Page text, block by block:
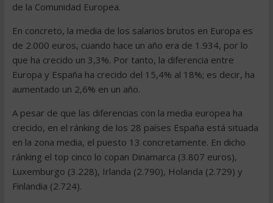
de la Comunidad Europea.
En concreto, la media de los salarios brutos en Europa es
de 2.000 euros, cuando hace un año era de 1.934, por lo
que ha crecido un 3,3%. Por tanto, la diferencia entre
Europa y España ha crecido del 15,4% al 18%; es decir, ha
aumentado un 2,6% en un año.
A pesar de que las diferencias con la media europea ha
crecido, en el ránking de los 28 países España está situada
en la zona media, el puesto 13 concretamente. En dicho
ránking el top cinco lo copan Dinamarca (3.807 euros),
Luxemburgo (3.228), Irlanda (2.790), Holanda (2.729) y
Finlandia (2.724).